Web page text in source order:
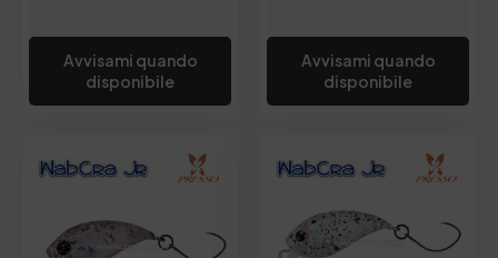
Avvisami quando
disponibile
Avvisami quando
disponibile